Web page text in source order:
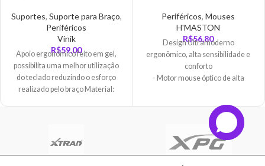
qualidade e confiabilidade que
tornou a Logitech no líder mundial
de teclados e mouses.
Suportes, Suporte para Braço,
Periféricos
Vinik
R$59,00
Apoio ergonômico feito em gel,
possibilita uma melhor utilização
do teclado reduzindo o esforço
realizado pelo braço Material:
Periféricos, Mouses
H'MASTON
R$56,80
Design Ultramoderno
ergonômico, alta sensibilidade e
conforto
- Motor mouse óptico de alta
extremamente sensível
- Circuito mais leve proteção para
assegurar o trabalho normal em
ambiente ásperos